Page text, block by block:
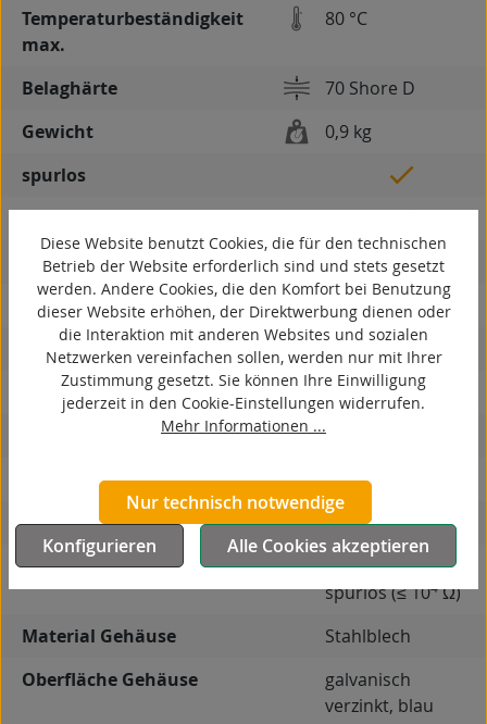
Temperaturbeständigkeit
max.
80 °C
Belaghärte
70 Shore D
Gewicht
0,9 kg
spurlos
antistatisch
ESD
elektrisch leitfähig
korrosionsbeständig
autoklaventauglich
Produkttyp
Bockrolle
Leitfähigkeit
elektrisch leitfähig,
spurlos (≤ 104Ω)
Material Gehäuse
Stahlblech
Oberfläche Gehäuse
galvanisch
verzinkt, blau
Diese Website benutzt Cookies, die für den technischen
Betrieb der Website erforderlich sind und stets gesetzt
werden. Andere Cookies, die den Komfort bei Benutzung
dieser Website erhöhen, der Direktwerbung dienen oder
die Interaktion mit anderen Websites und sozialen
Netzwerken vereinfachen sollen, werden nur mit Ihrer
Zustimmung gesetzt. Sie können Ihre Einwilligung
jederzeit in den Cookie-Einstellungen widerrufen.
Mehr Informationen ...
Nur technisch notwendige
Konfigurieren
Alle Cookies akzeptieren